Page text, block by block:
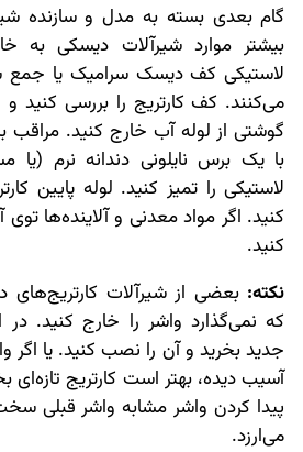
گام بعدی بسته به مدل و سازنده
بیشتر موارد شیرآلات دیسکی به
لاستیکی کف دیسک سرامیک یا
می‌کنند. کف کارتریج را بررسی کنید و
گوشتی از لوله آب خارج کنید. مراقب
با یک برس نایلونی دندانه نرم (یا
لاستیکی را تمیز کنید. لوله پایین
کنید. اگر مواد معدنی و آلاینده‌ها
کنید.
نکته: بعضی از شیرآلات
که نمی‌گذارد واشر را خارج کنید. در
جدید بخرید و آن را نصب کنید. یا اگر
آسیب دیده، بهتر است کارتریج تازه‌ای
پیدا کردن واشر مشابه واشر قبلی
می‌ارزد.